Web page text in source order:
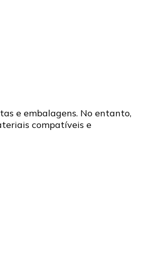
e embalagens. No entanto,
compatíveis e